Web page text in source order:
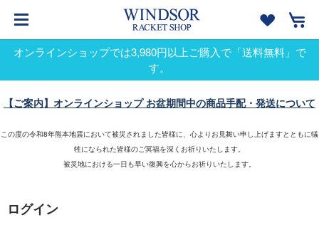
オンラインショップでは3,980円以上ご購入で「送料無料」で
す。
【ご案内】オンラインショップ お盆期間中の商品手配・発送について
この度の令和8年熊本地震において被災されました皆様に、心よりお見舞い申し上げますとともに犠
牲になられた皆様のご冥福を深くお祈りいたします。
被災地における一日も早い復興を心からお祈りいたします。
ログイン